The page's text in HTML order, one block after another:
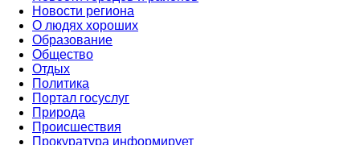
Новости региона
О людях хороших
Образование
Общество
Отдых
Политика
Портал госуслуг
Природа
Происшествия
Прокуратура информирует